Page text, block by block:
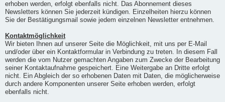
erhoben werden, erfolgt ebenfalls nicht. Das Abonnement dieses
Newsletters können Sie jederzeit kündigen. Einzelheiten hierzu können
Sie der Bestätigungsmail sowie jedem einzelnen Newsletter entnehmen.
Kontaktmöglichkeit
Wir bieten Ihnen auf unserer Seite die Möglichkeit, mit uns per E-Mail
und/oder über ein Kontaktformular in Verbindung zu treten. In diesem Fall
werden die vom Nutzer gemachten Angaben zum Zwecke der Bearbeitung
seiner Kontaktaufnahme gespeichert. Eine Weitergabe an Dritte erfolgt
nicht. Ein Abgleich der so erhobenen Daten mit Daten, die möglicherweise
durch andere Komponenten unserer Seite erhoben werden, erfolgt
ebenfalls nicht.